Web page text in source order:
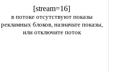
[stream=16]
в потоке отсутствуют показы
рекламных блоков, назначьте показы,
или отключите поток